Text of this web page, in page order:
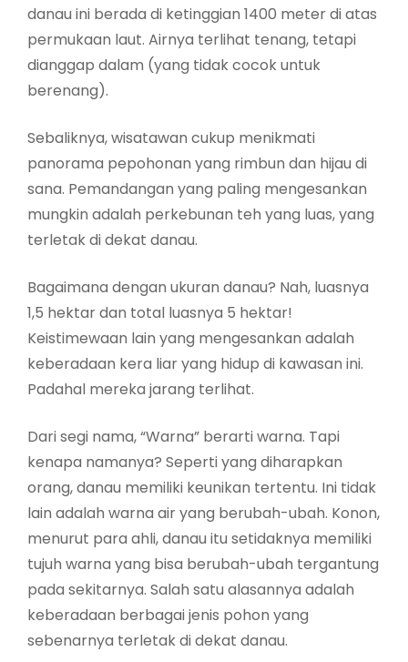
danau ini berada di ketinggian 1400 meter di atas
permukaan laut. Airnya terlihat tenang, tetapi
dianggap dalam (yang tidak cocok untuk
berenang).
Sebaliknya, wisatawan cukup menikmati
panorama pepohonan yang rimbun dan hijau di
sana. Pemandangan yang paling mengesankan
mungkin adalah perkebunan teh yang luas, yang
terletak di dekat danau.
Bagaimana dengan ukuran danau? Nah, luasnya
1,5 hektar dan total luasnya 5 hektar!
Keistimewaan lain yang mengesankan adalah
keberadaan kera liar yang hidup di kawasan ini.
Padahal mereka jarang terlihat.
Dari segi nama, “Warna” berarti warna. Tapi
kenapa namanya? Seperti yang diharapkan
orang, danau memiliki keunikan tertentu. Ini tidak
lain adalah warna air yang berubah-ubah. Konon,
menurut para ahli, danau itu setidaknya memiliki
tujuh warna yang bisa berubah-ubah tergantung
pada sekitarnya. Salah satu alasannya adalah
keberadaan berbagai jenis pohon yang
sebenarnya terletak di dekat danau.